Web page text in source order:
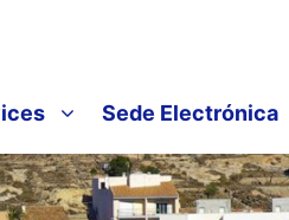
Sede Electrónica